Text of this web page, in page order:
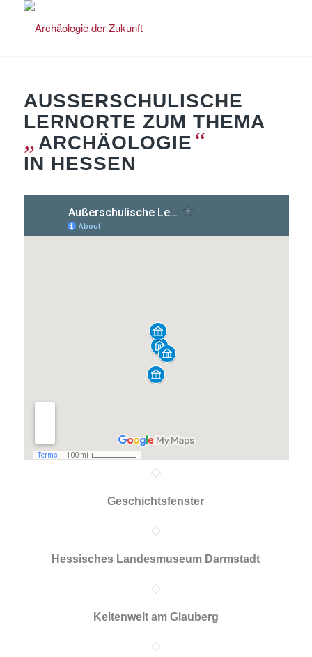
AUSSERSCHULISCHE L
ERNORTE ZUM THEMA
„ ARCHÄOLOGIE “
IN HESSEN
Geschichtsfenster
Hessisches Landesmuseum Darmstadt
Keltenwelt am Glauberg